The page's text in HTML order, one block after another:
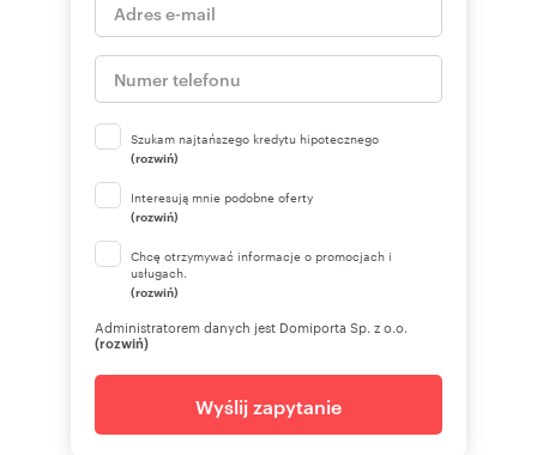
Szukam najtańszego kredytu hipotecznego
(rozwiń)
Interesują mnie podobne oferty
(rozwiń)
Chcę otrzymywać informacje o promocjach i
usługach.
(rozwiń)
Administratorem danych jest Domiporta Sp. z o.o.
(rozwiń)
Wyślij zapytanie